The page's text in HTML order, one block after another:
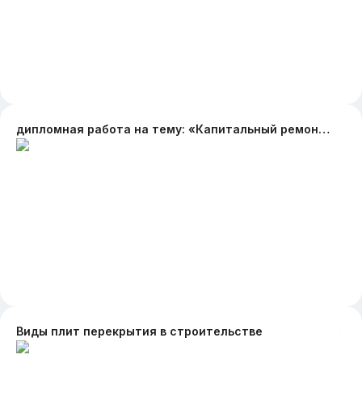
дипломная работа на тему: «Капитальный ремонт магистрального газопровода методом врезки катушки»
Виды плит перекрытия в строительстве